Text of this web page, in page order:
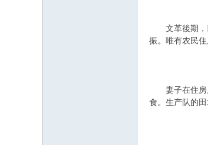
文革後期，四
振。唯有农民
妻子在住房周
食。生产队的